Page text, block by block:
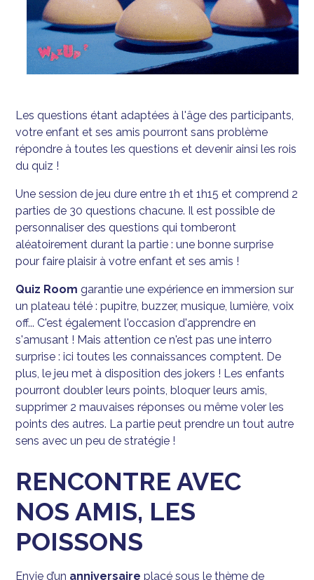
Les questions étant adaptées à l'âge des participants,
votre enfant et ses amis pourront sans problème
répondre à toutes les questions et devenir ainsi les rois
du quiz !
Une session de jeu dure entre 1h et 1h15 et comprend 2
parties de 30 questions chacune. Il est possible de
personnaliser des questions qui tomberont
aléatoirement durant la partie : une bonne surprise
pour faire plaisir à votre enfant et ses amis !
Quiz Room garantie une expérience en immersion sur
un plateau télé : pupitre, buzzer, musique, lumière, voix
off... C'est également l'occasion d'apprendre en
s'amusant ! Mais attention ce n'est pas une interro
surprise : ici toutes les connaissances comptent. De
plus, le jeu met à disposition des jokers ! Les enfants
pourront doubler leurs points, bloquer leurs amis,
supprimer 2 mauvaises réponses ou même voler les
points des autres. La partie peut prendre un tout autre
sens avec un peu de stratégie !
RENCONTRE AVEC
NOS AMIS, LES
POISSONS
Envie d’un anniversaire placé sous le thème de